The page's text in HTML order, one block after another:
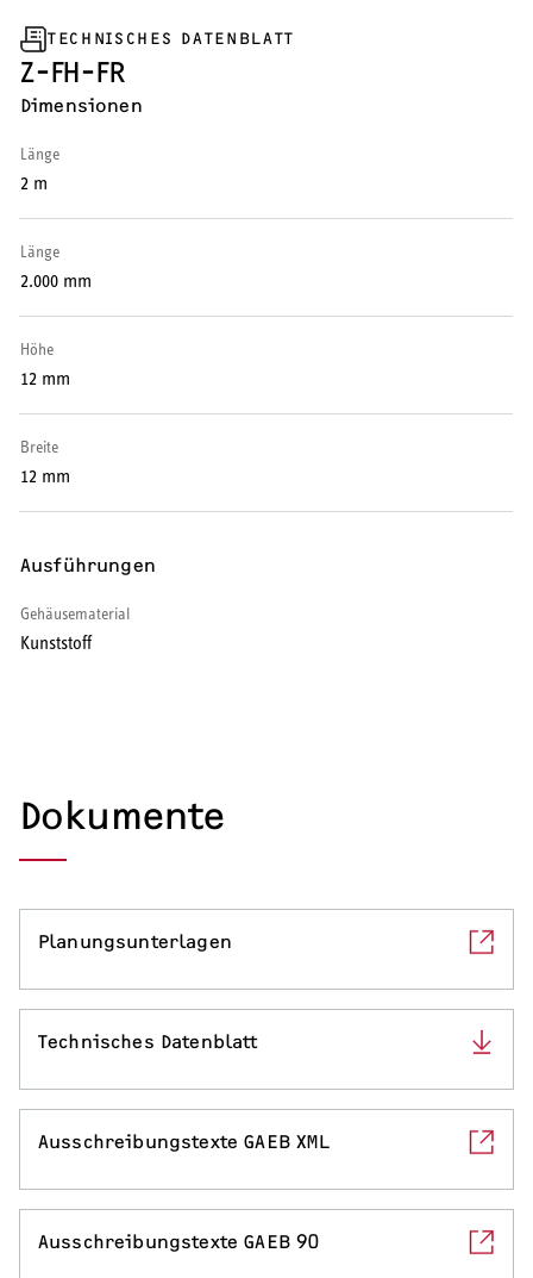
WARMWASSER
Durchlauferhitzer
Warmwasser-Wärmepumpe
Wohnungsstationen
Händetrockner
LÜFTEN
Lüftungsanlagen
Serviceleistungen
TECHNISCHES DATENBLATT
Z-FH-FR
Dimensionen
Länge
2 m
Länge
2.000 mm
Höhe
12 mm
Breite
12 mm
Ausführungen
Gehäusematerial
Kunststoff
Dokumente
Planungsunterlagen
Technisches Datenblatt
Ausschreibungstexte GAEB XML
Ausschreibungstexte GAEB 90